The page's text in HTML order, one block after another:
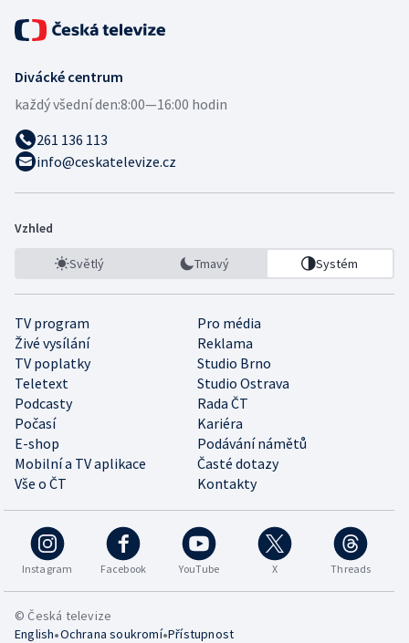
Divácké centrum
každý všední den:8:00—16:00 hodin
261 136 113
info@ceskatelevize.cz
Vzhled
Světlý Tmavý Systém
TV program
Pro média
Živé vysílání
Reklama
TV poplatky
Studio Brno
Teletext
Studio Ostrava
Podcasty
Rada ČT
Počasí
Kariéra
E-shop
Podávání námětů
Mobilní a TV aplikace
Časté dotazy
Vše o ČT
Kontakty
Instagram Facebook YouTube X Threads
© Česká televize
English•Ochrana soukromí•Přístupnost